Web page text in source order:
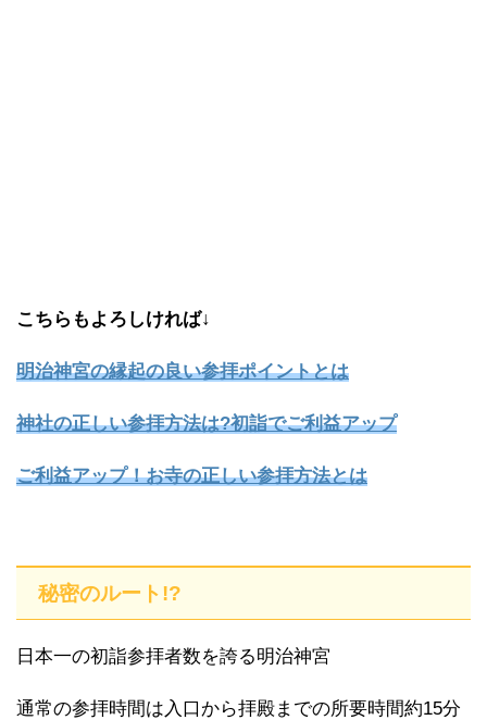
こちらもよろしければ↓
明治神宮の縁起の良い参拝ポイントとは
神社の正しい参拝方法は?初詣でご利益アップ
ご利益アップ！お寺の正しい参拝方法とは
秘密のルート!?
日本一の初詣参拝者数を誇る明治神宮
通常の参拝時間は入口から拝殿までの所要時間約15分